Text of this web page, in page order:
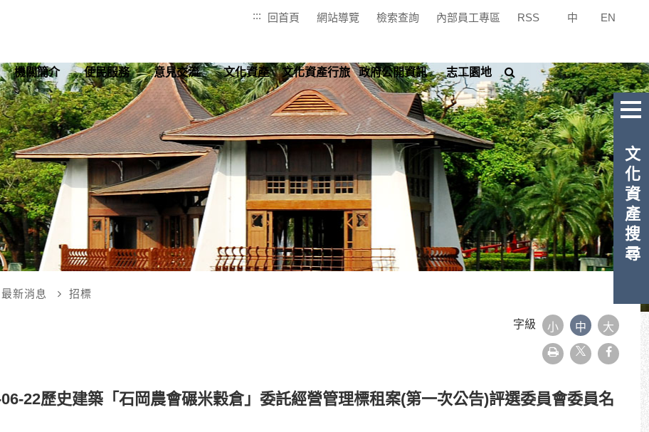
::: 回首頁 網站導覽 檢索查詢 內部員工專區 RSS 中 EN
機關簡介 便民服務 意見交流 文化資產 文化資產行旅 政府公開資訊 志工園地
尋
最新消息 招標
字級 小 中 大
友
善
22歷史建築「石岡農會碾米穀倉」委託經營管理標租案(第一次公告)評選委員會委員名
文化資產搜尋